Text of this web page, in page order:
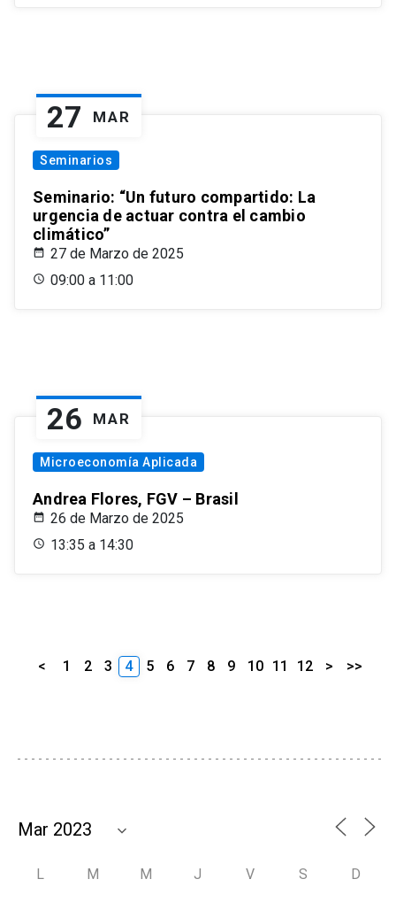
27 MAR
Seminarios
Seminario: “Un futuro compartido: La
urgencia de actuar contra el cambio
climático”
27 de Marzo de 2025
09:00 a 11:00
26 MAR
Microeconomía Aplicada
Andrea Flores, FGV – Brasil
26 de Marzo de 2025
13:35 a 14:30
< 1 2 3 4 5 6 7 8 9 10 11 12 > >>
L M M J V S D